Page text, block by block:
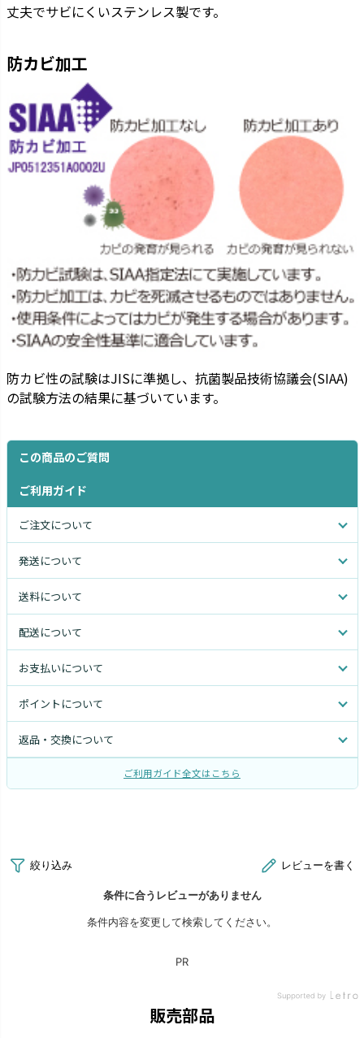
丈夫でサビにくいステンレス製です。
防カビ加工
防カビ性の試験はJISに準拠し、抗菌製品技術協議会(SIAA)
の試験方法の結果に基づいています。
この商品のご質問
ご利用ガイド
ご注文について
発送について
送料について
配送について
お支払いについて
ポイントについて
返品・交換について
ご利用ガイド全文はこちら
販売部品